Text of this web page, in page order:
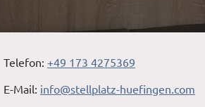
Telefon: +49 173 4275369
E-Mail: info@stellplatz-huefingen.com